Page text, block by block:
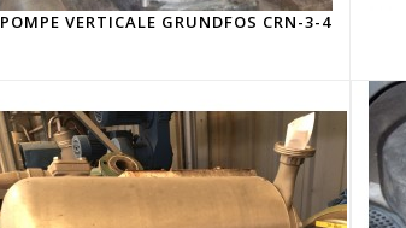
POMPE VERTICALE GRUNDFOS CRN-3-4